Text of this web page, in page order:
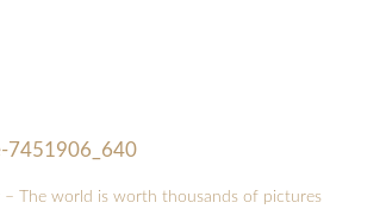
– The world is worth thousands of pictures